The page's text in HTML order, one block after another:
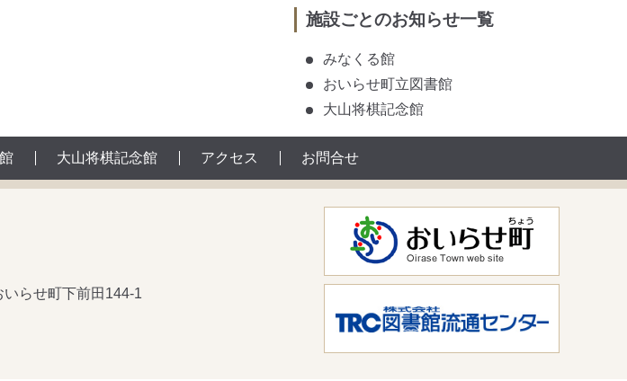
施設ごとのお知らせ一覧
みなくる館
おいらせ町立図書館
大山将棋記念館
大山将棋記念館 アクセス お問合せ
らせ町下前田144-1